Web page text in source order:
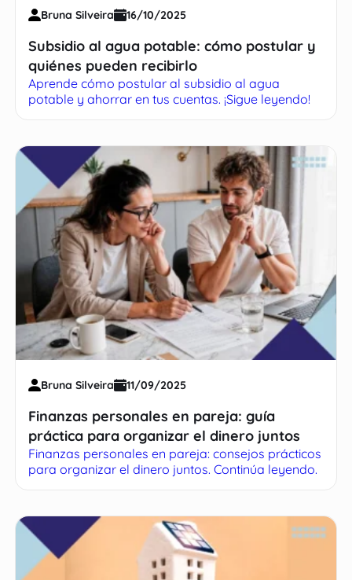
Bruna Silveira 16/10/2025
Subsidio al agua potable: cómo postular y
quiénes pueden recibirlo
Aprende cómo postular al subsidio al agua
potable y ahorrar en tus cuentas. ¡Sigue leyendo!
Bruna Silveira 11/09/2025
Finanzas personales en pareja: guía
práctica para organizar el dinero juntos
Finanzas personales en pareja: consejos prácticos
para organizar el dinero juntos. Continúa leyendo.